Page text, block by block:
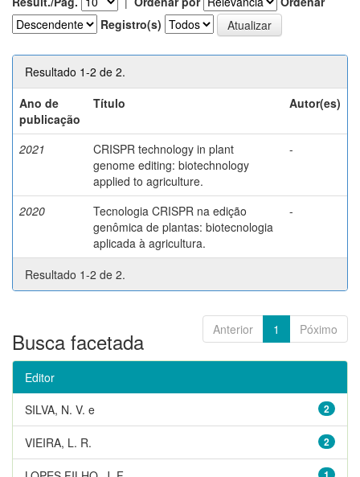
Registro(s)
Resultado 1-2 de 2.
Ano de
publicação
Título Autor(es)
2021
CRISPR technology in plant
genome editing: biotechnology
applied to agriculture.
-
2020
Tecnologia CRISPR na edição
genômica de plantas: biotecnologia
aplicada à agricultura.
-
Resultado 1-2 de 2.
Anterior 1 Póximo
Busca facetada
Editor
2
SILVA, N. V. e
2
VIEIRA, L. R.